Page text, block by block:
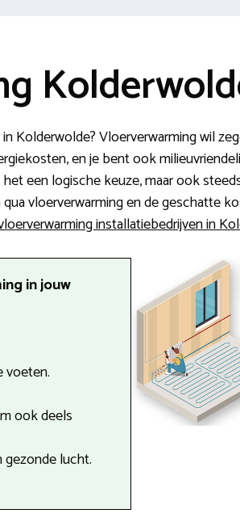
Kolderwolde? Vloerverwarming wil
en je bent ook
een logische keuze, maar ook
vloerverwarming en de geschatte
installatiebedrijven in
in jouw
voeten.
ook deels
lucht.